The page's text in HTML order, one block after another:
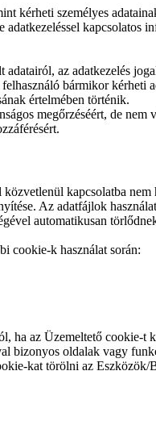
kérheti személyes
kapcsolatos
adatairól, az adatkezelés
bármikor kérheti
értelmében történik.
megőrzéséért, de
kapcsolatba
Az adatfájlok
automatikusan
cookie-k használat során:
ha az Üzemeltető
bizonyos oldalak vagy
kat törölni az